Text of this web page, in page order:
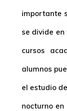
importante
se divide
cursos
alumnos
el estudio
nocturno